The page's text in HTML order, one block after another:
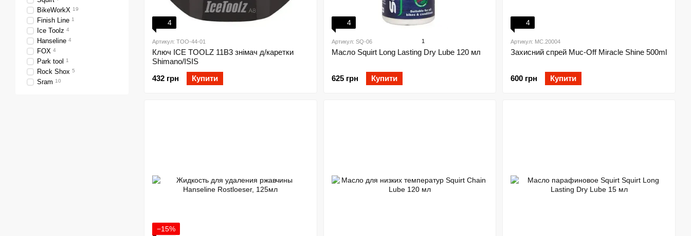
4
Артикул: TOO-44-01
Ключ ICE TOOLZ 11B3 знімач д/каретки
Shimano/ISIS
432 грн
Купити
4
Артикул: SQ-06 1
Масло Squirt Long Lasting Dry Lube 120 мл
625 грн Купити
4
Артикул: MC.20004
Захисний спрей Muc-Off Miracle Shine 500ml
600 грн Купити
−15%
BikeWorkX 19
Finish Line 1
Ice Toolz 4
Hanseline 4
FOX 4
Park tool 1
Rock Shox 5
Sram 10